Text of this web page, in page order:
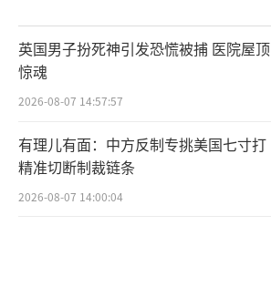
英国男子扮死神引发恐慌被捕 医院屋顶
惊魂
2026-08-07 14:57:57
有理儿有面：中方反制专挑美国七寸打
精准切断制裁链条
2026-08-07 14:00:04